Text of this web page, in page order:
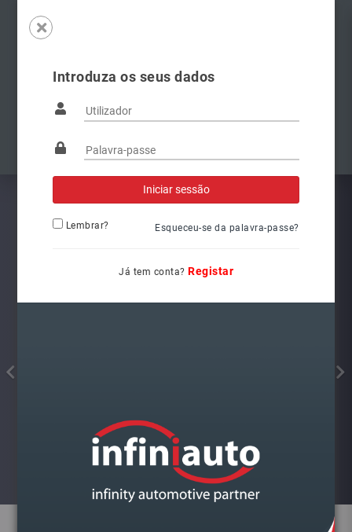
Introduza os seus dados
Lembrar? Esqueceu-se da palavra-passe?
Já tem conta? Registar
Famílias
Visualizar